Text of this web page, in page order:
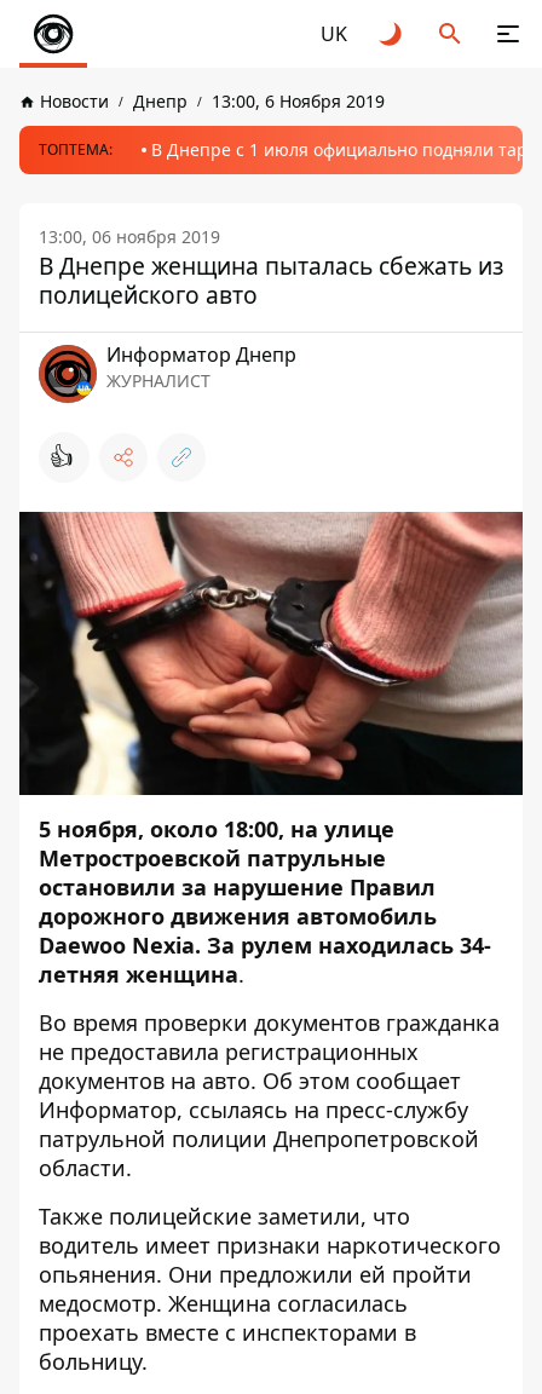
UK
Новости Днепр 13:00, 6 Ноября 2019
ТОПТЕМА: В Днепре с 1 июля официально подняли
13:00, 06 ноября 2019
В Днепре женщина пыталась сбежать из
полицейского авто
Информатор Днепр
ЖУРНАЛИСТ
👍
5 ноября, около 18:00, на улице
Метростроевской патрульные
остановили за нарушение Правил
дорожного движения автомобиль
Daewoo Nexia. За рулем находилась 34-
летняя женщина.
Во время проверки документов гражданка
не предоставила регистрационных
документов на авто. Об этом сообщает
Информатор, ссылаясь на пресс-службу
патрульной полиции Днепропетровской
области.
Также полицейские заметили, что
водитель имеет признаки наркотического
опьянения. Они предложили ей пройти
медосмотр. Женщина согласилась
проехать вместе с инспекторами в
больницу.